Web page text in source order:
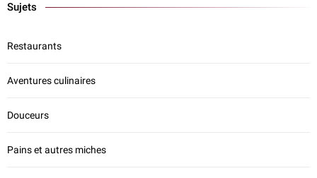
Sujets
Restaurants
Aventures culinaires
Douceurs
Pains et autres miches